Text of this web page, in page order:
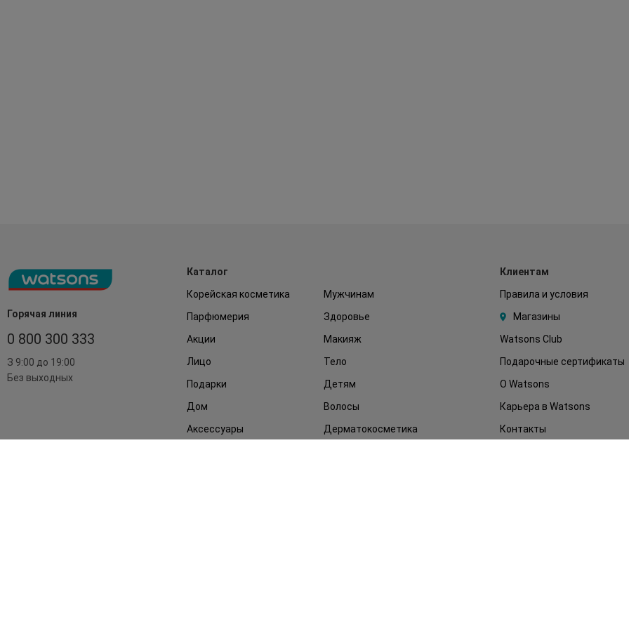
Горячая линия
0 800 300 333
З 9:00 до 19:00
Без выходных
Каталог
Корейская косметика
Мужчинам
Парфюмерия
Здоровье
Акции
Макияж
Лицо
Тело
Подарки
Детям
Дом
Волосы
Аксессуары
Дерматокосметика
Клиентам
Правила и условия
Магазины
Watsons Club
Подарочные сертификаты
О Watsons
Карьера в Watsons
Контакты